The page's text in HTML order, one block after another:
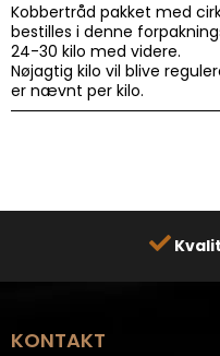
Kobbertråd pakket med
bestilles i denne
24-30 kilo med videre.
Nøjagtig kilo vil blive
er nævnt per kilo.
KONTAKT